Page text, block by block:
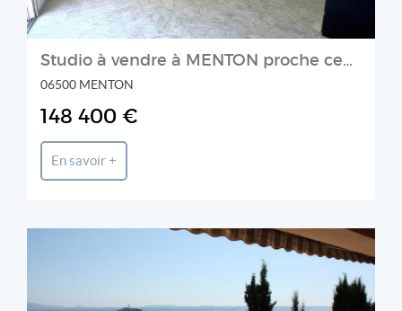
Studio à vendre à MENTON proche centre et bord de mer
06500 MENTON
148 400 €
En savoir +
LABEL PROPERTIES